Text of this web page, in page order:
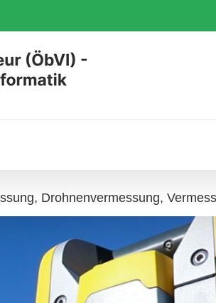
Drohnenvermessung,